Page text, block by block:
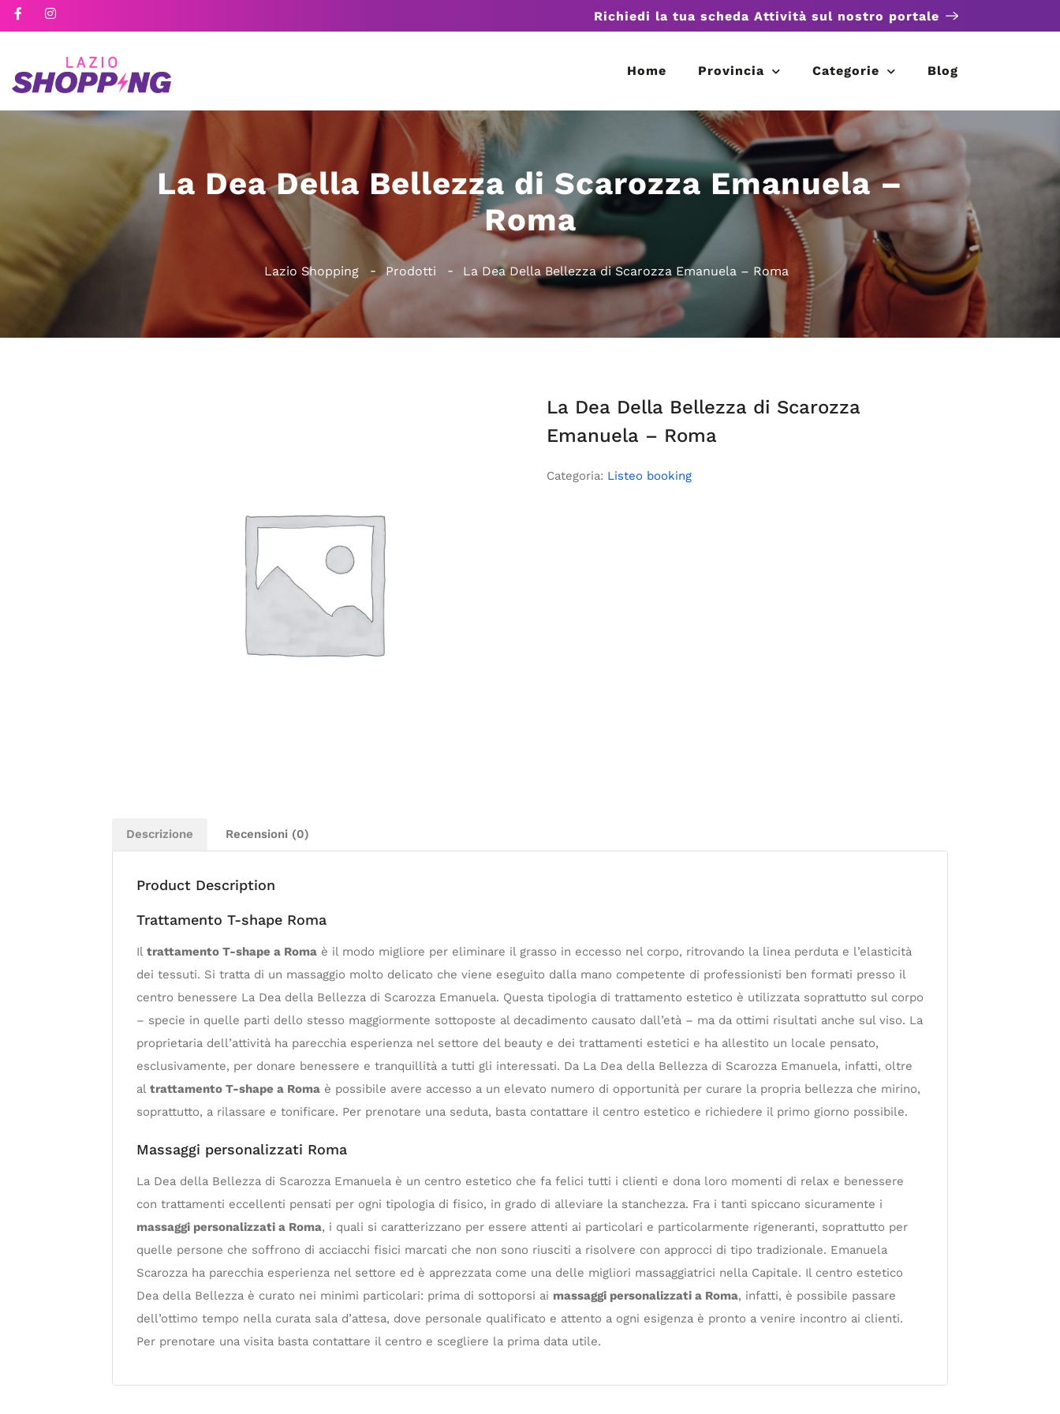
Richiedi la tua scheda Attività sul nostro portale
Home Provincia Categorie Blog
La Dea Della Bellezza di Scarozza Emanuela –
Roma
Lazio Shopping Prodotti La Dea Della Bellezza di Scarozza Emanuela – Roma
La Dea Della Bellezza di Scarozza
Emanuela – Roma
Categoria: Listeo booking
Descrizione Recensioni (0)
Product Description
Trattamento T-shape Roma
Il trattamento T-shape a Roma è il modo migliore per eliminare il grasso in eccesso nel corpo, ritrovando la linea perduta e l’elasticità
dei tessuti. Si tratta di un massaggio molto delicato che viene eseguito dalla mano competente di professionisti ben formati presso il
centro benessere La Dea della Bellezza di Scarozza Emanuela. Questa tipologia di trattamento estetico è utilizzata soprattutto sul corpo
– specie in quelle parti dello stesso maggiormente sottoposte al decadimento causato dall’età – ma da ottimi risultati anche sul viso. La
proprietaria dell’attività ha parecchia esperienza nel settore del beauty e dei trattamenti estetici e ha allestito un locale pensato,
esclusivamente, per donare benessere e tranquillità a tutti gli interessati. Da La Dea della Bellezza di Scarozza Emanuela, infatti, oltre
al trattamento T-shape a Roma è possibile avere accesso a un elevato numero di opportunità per curare la propria bellezza che mirino,
soprattutto, a rilassare e tonificare. Per prenotare una seduta, basta contattare il centro estetico e richiedere il primo giorno possibile.
Massaggi personalizzati Roma
La Dea della Bellezza di Scarozza Emanuela è un centro estetico che fa felici tutti i clienti e dona loro momenti di relax e benessere
con trattamenti eccellenti pensati per ogni tipologia di fisico, in grado di alleviare la stanchezza. Fra i tanti spiccano sicuramente i
massaggi personalizzati a Roma, i quali si caratterizzano per essere attenti ai particolari e particolarmente rigeneranti, soprattutto per
quelle persone che soffrono di acciacchi fisici marcati che non sono riusciti a risolvere con approcci di tipo tradizionale. Emanuela
Scarozza ha parecchia esperienza nel settore ed è apprezzata come una delle migliori massaggiatrici nella Capitale. Il centro estetico
Dea della Bellezza è curato nei minimi particolari: prima di sottoporsi ai massaggi personalizzati a Roma, infatti, è possibile passare
dell’ottimo tempo nella curata sala d’attesa, dove personale qualificato e attento a ogni esigenza è pronto a venire incontro ai clienti.
Per prenotare una visita basta contattare il centro e scegliere la prima data utile.